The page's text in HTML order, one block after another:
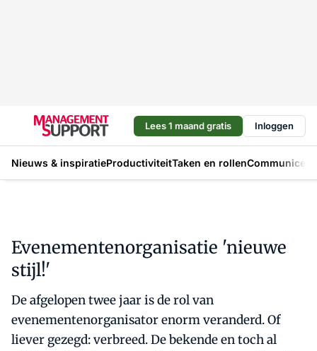
Lees 1 maand gratis Inloggen
Nieuws & inspiratieProductiviteitTaken en rollen
Evenementenorganisatie 'nieuwe
stijl!'
De afgelopen twee jaar is de rol van
evenementenorganisator enorm veranderd. Of
liever gezegd: verbreed. De bekende en toch al